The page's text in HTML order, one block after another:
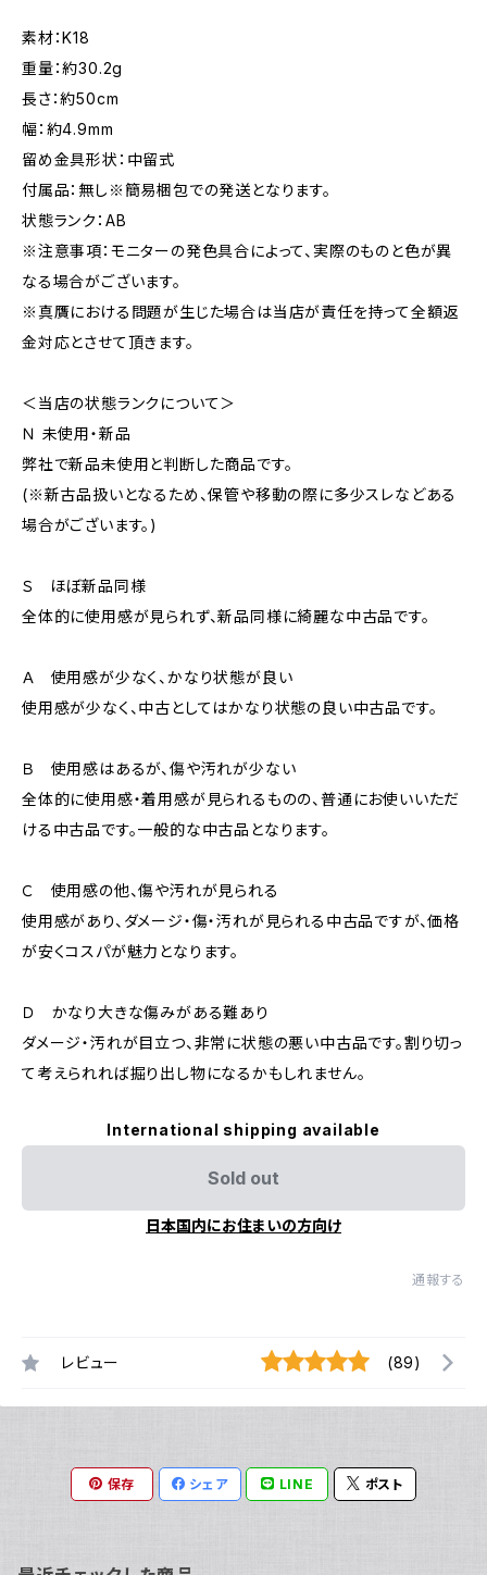
素材：K18
重量：約30.2g
長さ：約50cm
幅：約4.9mm
留め金具形状：中留式
付属品：無し※簡易梱包での発送となります。
状態ランク：AB
※注意事項：モニターの発色具合によって、実際のものと色が異
なる場合がございます。
※真贋における問題が生じた場合は当店が責任を持って全額返
金対応とさせて頂きます。
＜当店の状態ランクについて＞
Ｎ 未使用・新品
弊社で新品未使用と判断した商品です。
(※新古品扱いとなるため、保管や移動の際に多少スレなどある
場合がございます。)
Ｓ ほぼ新品同様
全体的に使用感が見られず、新品同様に綺麗な中古品です。
Ａ 使用感が少なく、かなり状態が良い
使用感が少なく、中古としてはかなり状態の良い中古品です。
Ｂ 使用感はあるが、傷や汚れが少ない
全体的に使用感・着用感が見られるものの、普通にお使いいただ
ける中古品です。一般的な中古品となります。
Ｃ 使用感の他、傷や汚れが見られる
使用感があり、ダメージ・傷・汚れが見られる中古品ですが、価格
が安くコスパが魅力となります。
Ｄ かなり大きな傷みがある難あり
ダメージ・汚れが目立つ、非常に状態の悪い中古品です。割り切っ
て考えられれば掘り出し物になるかもしれません。
International shipping available
Sold out
日本国内にお住まいの方向け
通報する
レビュー (89)
保存 シェア LINE ポスト